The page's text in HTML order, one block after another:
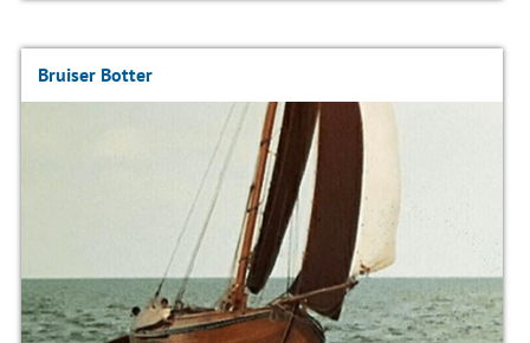
Bruiser Botter